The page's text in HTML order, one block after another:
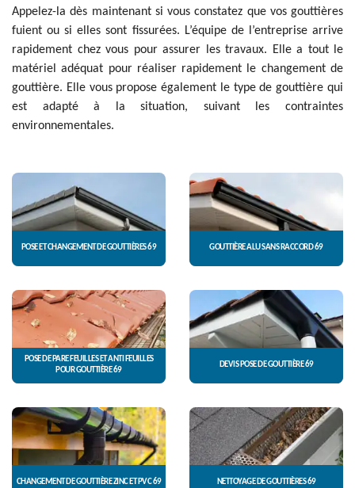
Appelez-la dès maintenant si vous constatez que vos gouttières
fuient ou si elles sont fissurées. L’équipe de l’entreprise arrive
rapidement chez vous pour assurer les travaux. Elle a tout le
matériel adéquat pour réaliser rapidement le changement de
gouttière. Elle vous propose également le type de gouttière qui
est adapté à la situation, suivant les contraintes
environnementales.
POSE ET CHANGEMENT DE GOUTTIÈRES 69 GOUTTIÈRE ALU SANS RACCORD 69
POSE DE PARE FEUILLES ET ANTI FEUILLES
POUR GOUTTIÈRE 69
DEVIS POSE DE GOUTTIÈRE 69
CHANGEMENT DE GOUTTIÈRE ZINC ET PVC 69 NETTOYAGE DE GOUTTIÈRES 69